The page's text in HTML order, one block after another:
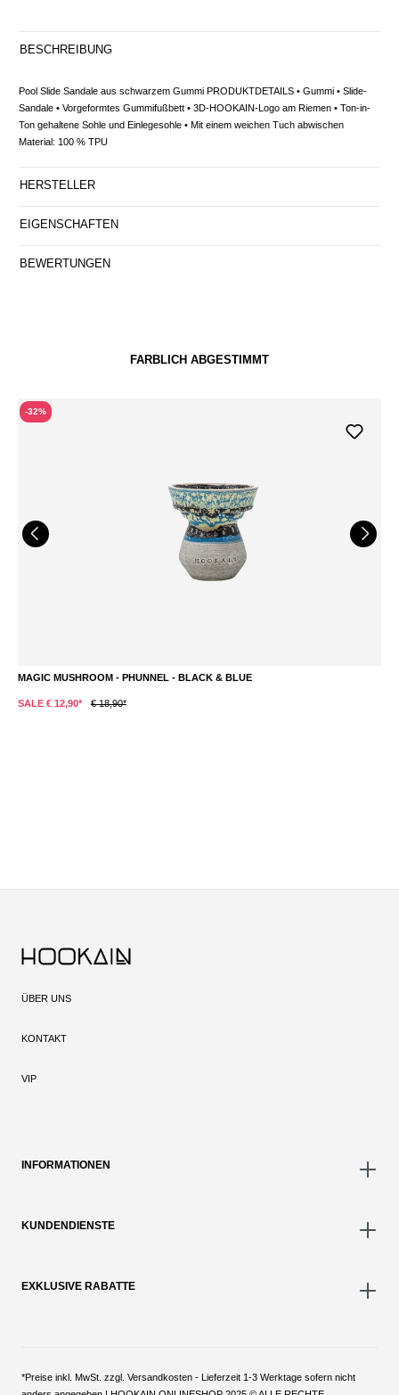
BESCHREIBUNG
Pool Slide Sandale aus schwarzem Gummi PRODUKTDETAILS • Gummi • Slide-
Sandale • Vorgeformtes Gummifußbett • 3D-HOOKAIN-Logo am Riemen • Ton-in-
Ton gehaltene Sohle und Einlegesohle • Mit einem weichen Tuch abwischen
Material: 100 % TPU
HERSTELLER
EIGENSCHAFTEN
BEWERTUNGEN
FARBLICH ABGESTIMMT
-32%
MAGIC MUSHROOM - PHUNNEL - BLACK & BLUE
SALE € 12,90* € 18,90*
ÜBER UNS
KONTAKT
VIP
INFORMATIONEN
KUNDENDIENSTE
EXKLUSIVE RABATTE
*Preise inkl. MwSt. zzgl. Versandkosten - Lieferzeit 1-3 Werktage sofern nicht